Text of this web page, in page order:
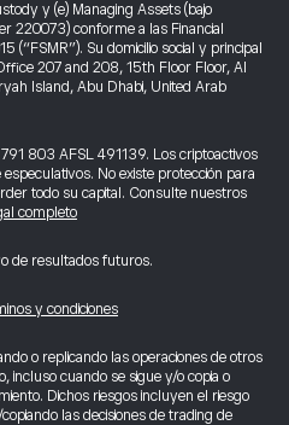
y (e) Managing Assets (bajo
220073) conforme a las Financial
(“FSMR”). Su domicilio social y principal
207 and 208, 15th Floor Floor, Al
Island, Abu Dhabi, United Arab
803 AFSL 491139. Los criptoactivos
No existe protección para
todo su capital. Consulte nuestros
completo
de resultados futuros.
y condiciones
o replicando las operaciones de otros
incluso cuando se sigue y/o copia o
Dichos riesgos incluyen el riesgo
las decisiones de trading de